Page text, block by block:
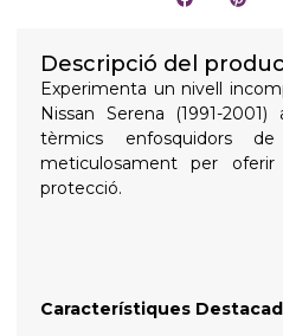
Descripció del
Experimenta un nivell
Nissan Serena (1991-
tèrmics enfosquidors
meticulosament per
protecció.
Característiques